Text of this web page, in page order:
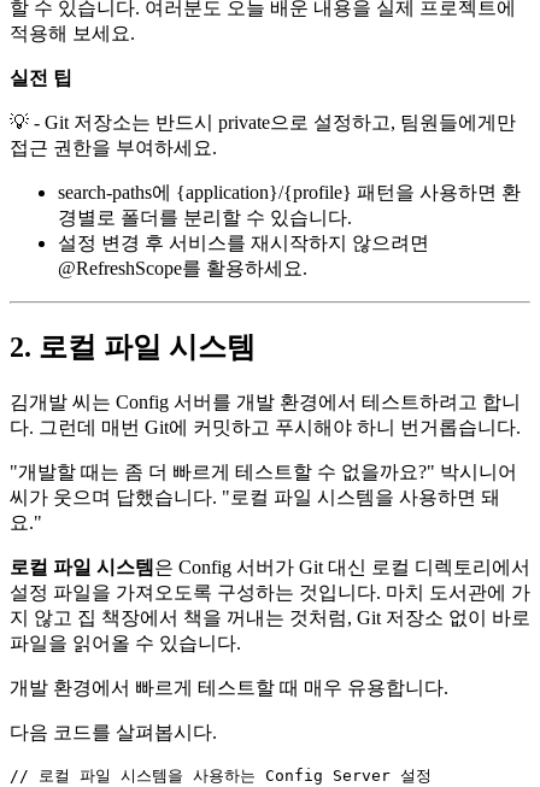
할 수 있습니다. 여러분도 오늘 배운 내용을 실제 프로젝트에
적용해 보세요.
실전 팁
💡 - Git 저장소는 반드시 private으로 설정하고, 팀원들에게만
접근 권한을 부여하세요.
search-paths에 {application}/{profile} 패턴을 사용하면 환
경별로 폴더를 분리할 수 있습니다.
설정 변경 후 서비스를 재시작하지 않으려면
@RefreshScope를 활용하세요.
2. 로컬 파일 시스템
김개발 씨는 Config 서버를 개발 환경에서 테스트하려고 합니
다. 그런데 매번 Git에 커밋하고 푸시해야 하니 번거롭습니다.
"개발할 때는 좀 더 빠르게 테스트할 수 없을까요?" 박시니어
씨가 웃으며 답했습니다. "로컬 파일 시스템을 사용하면 돼
요."
로컬 파일 시스템 은 Config 서버가 Git 대신 로컬 디렉토리에서
설정 파일을 가져오도록 구성하는 것입니다. 마치 도서관에 가
지 않고 집 책장에서 책을 꺼내는 것처럼, Git 저장소 없이 바로
파일을 읽어올 수 있습니다.
개발 환경에서 빠르게 테스트할 때 매우 유용합니다.
다음 코드를 살펴봅시다.
// 로컬 파일 시스템을 사용하는 Config Server 설정